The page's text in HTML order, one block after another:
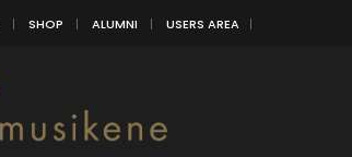
SHOP ALUMNI USERS AREA